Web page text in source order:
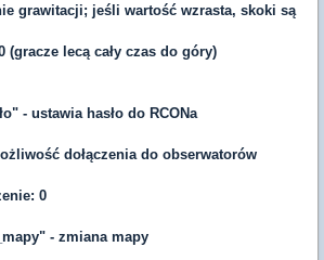
grawitacji; jeśli wartość wzrasta, skoki są
(gracze lecą cały czas do góry)
- ustawia hasło do RCONa
dołączenia do obserwatorów
0
- zmiana mapy